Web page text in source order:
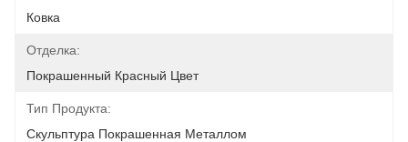
Ковка
Отделка:
Покрашенный Красный Цвет
Тип Продукта:
Скульптура Покрашенная Металлом